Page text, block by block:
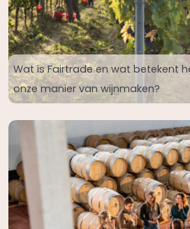
Wat is Fairtrade en wat betekent
onze manier van wijnmaken?